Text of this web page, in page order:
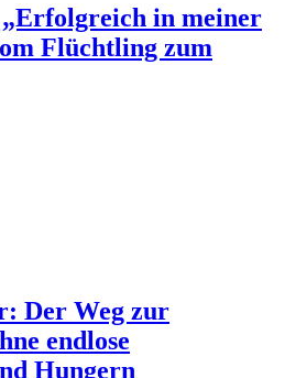
in meiner
Flüchtling zum
Der Weg zur
endlose
Hungern